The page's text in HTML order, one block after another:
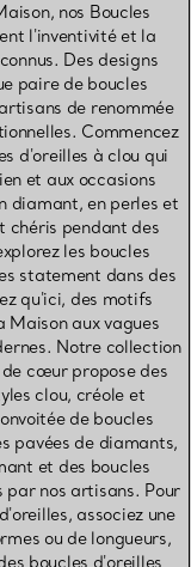
nos Boucles
l'inventivité et la
Des designs
paire de boucles
de renommée
Commencez
d'oreilles à clou qui
et aux occasions
diamant, en perles et
chéris pendant des
les boucles
statement dans des
qu'ici, des motifs
Maison aux vagues
Notre collection
cœur propose des
clou, créole et
de boucles
pavées de diamants,
et des boucles
nos artisans. Pour
associez une
ou de longueurs,
boucles d'oreilles